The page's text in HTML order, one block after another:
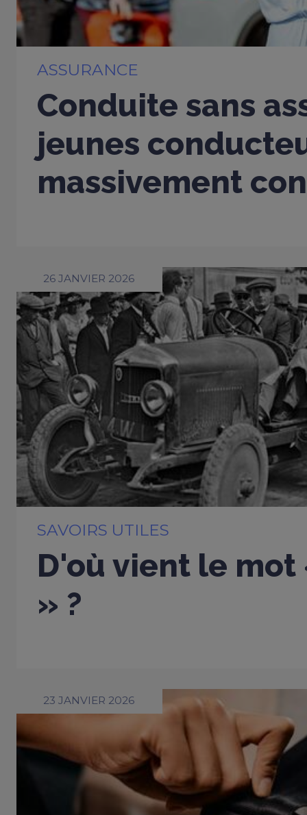
ASSURANCE
Conduite sans
jeunes
massivement
26 JANVIER 2026
SAVOIRS UTILES
D'où vient le
» ?
23 JANVIER 2026